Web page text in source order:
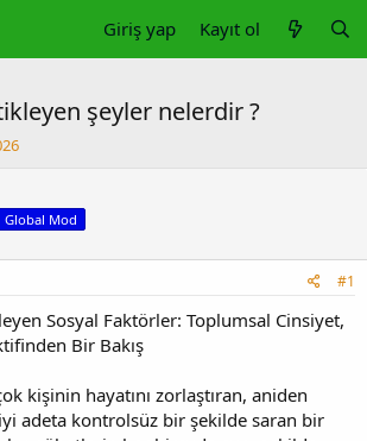
Giriş yap Kayıt ol
şeyler nelerdir ?
Global Mod
#1
Sosyal Faktörler: Toplumsal Cinsiyet,
Bir Bakış
kişinin hayatını zorlaştıran, aniden
adeta kontrolsüz bir şekilde saran bir